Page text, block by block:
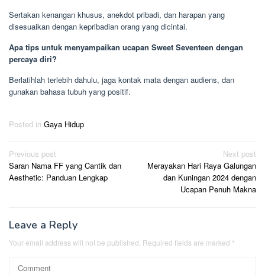
Sertakan kenangan khusus, anekdot pribadi, dan harapan yang
disesuaikan dengan kepribadian orang yang dicintai.
Apa tips untuk menyampaikan ucapan Sweet Seventeen dengan
percaya diri?
Berlatihlah terlebih dahulu, jaga kontak mata dengan audiens, dan
gunakan bahasa tubuh yang positif.
Posted in Gaya Hidup
Post
navigation
Previous post
Saran Nama FF yang Cantik dan
Aesthetic: Panduan Lengkap
Next post
Merayakan Hari Raya Galungan
dan Kuningan 2024 dengan
Ucapan Penuh Makna
Leave a Reply
Your email address will not be published. Required fields are marked *